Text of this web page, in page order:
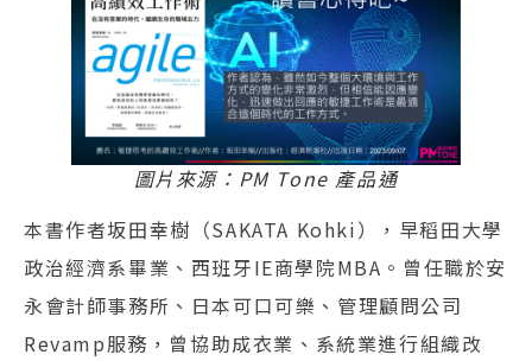
圖片來源：PM Tone 產品通
本書作者坂田幸樹（SAKATA Kohki），早稻田大學
政治經濟系畢業、西班牙IE商學院MBA。曾任職於安
永會計師事務所、日本可口可樂、管理顧問公司
Revamp服務，曾協助成衣業、系統業進行組織改